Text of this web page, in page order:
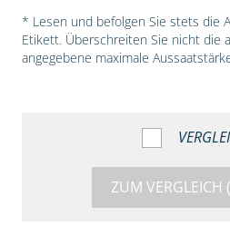
* Lesen und befolgen Sie stets die
Etikett. Überschreiten Sie nicht die
angegebene maximale
ZUM VERGLEICH